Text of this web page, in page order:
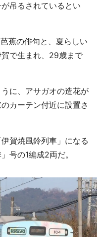
吊るされているとい
蕉の俳句と、夏らしい
で生まれ、29歳まで
に、アサガオの造花が
カーテン付近に設置さ
賀焼風鈴列車」になる
号の1編成2両だ。